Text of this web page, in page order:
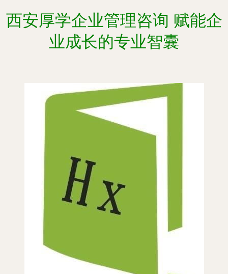
西安厚学企业管理咨询 赋能企
业成长的专业智囊